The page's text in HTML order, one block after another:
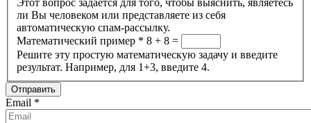
Этот вопрос задается для того, чтобы выяснить, являетесь
ли Вы человеком или представляете из себя
автоматическую спам-рассылку.
Математический пример * 8 + 8 =
Решите эту простую математическую задачу и введите
результат. Например, для 1+3, введите 4.
Email *